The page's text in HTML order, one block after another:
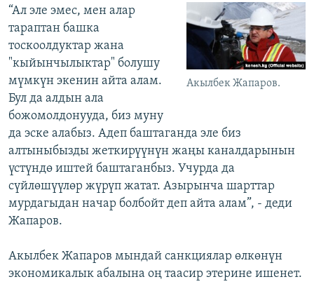
Акылбек Жапаров.
“Ал эле эмес, мен алар
тараптан башка
тоскоолдуктар жана
"кыйынчылыктар" болушу
мүмкүн экенин айта алам.
Бул да алдын ала
божомолдонууда, биз муну
да эске алабыз. Адеп баштаганда эле биз
алтыныбызды жеткирүүнүн жаңы каналдарынын
үстүндө иштей баштаганбыз. Учурда да
сүйлөшүүлөр жүрүп жатат. Азырынча шарттар
мурдагыдан начар болбойт деп айта алам”, - деди
Жапаров.
Акылбек Жапаров мындай санкциялар өлкөнүн
экономикалык абалына оң таасир этерине ишенет.